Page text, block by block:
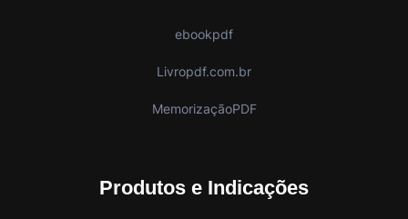
ebookpdf
Livropdf.com.br
MemorizaçãoPDF
Produtos e Indicações